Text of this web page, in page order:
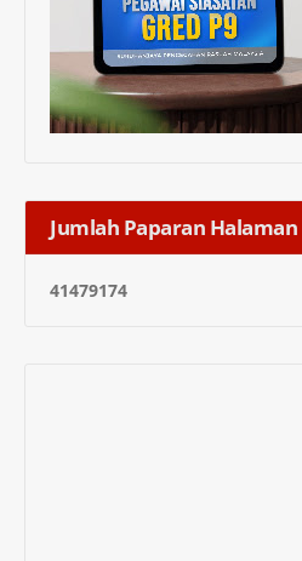
Jumlah Paparan Halaman
41479174